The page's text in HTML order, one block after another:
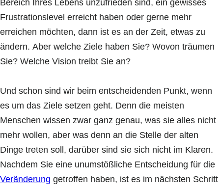
Bereich Ihres Lebens unzufrieden sind, ein gewisses
Frustrationslevel erreicht haben oder gerne mehr
erreichen möchten, dann ist es an der Zeit, etwas zu
ändern. Aber welche Ziele haben Sie? Wovon träumen
Sie? Welche Vision treibt Sie an?
Und schon sind wir beim entscheidenden Punkt, wenn
es um das Ziele setzen geht. Denn die meisten
Menschen wissen zwar ganz genau, was sie alles nicht
mehr wollen, aber was denn an die Stelle der alten
Dinge treten soll, darüber sind sie sich nicht im Klaren.
Nachdem Sie eine unumstößliche Entscheidung für die
Veränderung getroffen haben, ist es im nächsten Schritt